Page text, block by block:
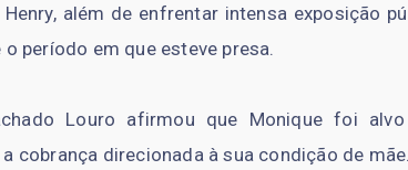
além de enfrentar intensa exposição
período em que esteve presa.
Louro afirmou que Monique foi
cobrança direcionada à sua condição de mãe.